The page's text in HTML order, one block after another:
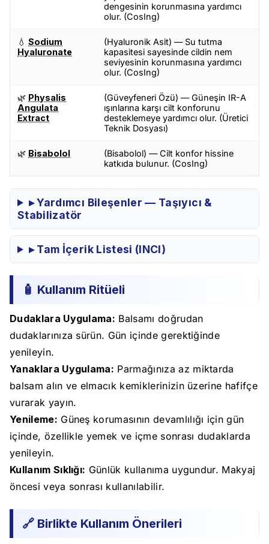
dengesinin korunmasına yardımcı
olur. (CosIng)
💧 Sodium
Hyaluronate
(Hyaluronik Asit) — Su tutma
kapasitesi sayesinde cildin nem
seviyesinin korunmasına yardımcı
olur. (CosIng)
🌿 Physalis
Angulata
Extract
(Güveyfeneri Özü) — Güneşin IR-A
ışınlarına karşı cilt konforunu
desteklemeye yardımcı olur. (Üretici
Teknik Dosyası)
🌿 Bisabolol
(Bisabolol) — Cilt konfor hissine
katkıda bulunur. (CosIng)
▸ Yardımcı Bileşenler — Taşıyıcı &
Stabilizatör
▸ Tam İçerik Listesi (INCI)
🧴 Kullanım Ritüeli
Dudaklara Uygulama: Balsamı doğrudan
dudaklarınıza sürün. Gün içinde gerektiğinde
yenileyin.
Yanaklara Uygulama: Parmağınıza az miktarda
balsam alın ve elmacık kemiklerinizin üzerine hafifçe
vurarak yayın.
Yenileme: Güneş korumasının devamlılığı için gün
içinde, özellikle yemek ve içme sonrası dudaklarda
yenileyin.
Kullanım Sıklığı: Günlük kullanıma uygundur. Makyaj
öncesi veya sonrası kullanılabilir.
🔗 Birlikte Kullanım Önerileri